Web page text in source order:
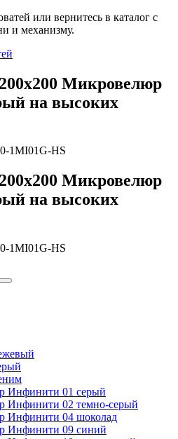
или вернитесь в каталог с
и механизму.
Микровелюр
на высоких
1MI01G-HS
Микровелюр
на высоких
1MI01G-HS